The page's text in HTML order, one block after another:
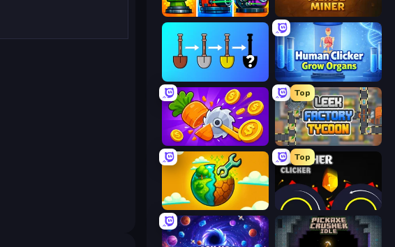
Pumpkin Defense: Merge Cannon Merge Miner
Human Clicker: Grow Organs
Farm Ring Idle
Top
Leek Factory Tycoon
Land Explorers: Merge & Build
Top
Crusher Clicker